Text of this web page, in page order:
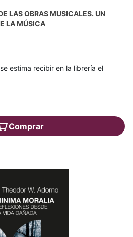
LAS OBRAS MUSICALES. UN
LA MÚSICA
estima recibir en la librería el
Comprar